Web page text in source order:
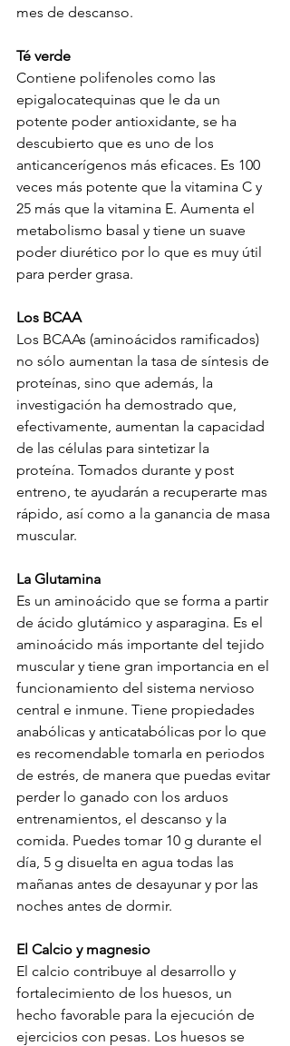
mes de descanso.
Té verde
Contiene polifenoles como las
epigalocatequinas que le da un
potente poder antioxidante, se ha
descubierto que es uno de los
anticancerígenos más eficaces. Es 100
veces más potente que la vitamina C y
25 más que la vitamina E. Aumenta el
metabolismo basal y tiene un suave
poder diurético por lo que es muy útil
para perder grasa.
Los BCAA
Los BCAAs (aminoácidos ramificados)
no sólo aumentan la tasa de síntesis de
proteínas, sino que además, la
investigación ha demostrado que,
efectivamente, aumentan la capacidad
de las células para sintetizar la
proteína. Tomados durante y post
entreno, te ayudarán a recuperarte mas
rápido, así como a la ganancia de masa
muscular.
La Glutamina
Es un aminoácido que se forma a partir
de ácido glutámico y asparagina. Es el
aminoácido más importante del tejido
muscular y tiene gran importancia en el
funcionamiento del sistema nervioso
central e inmune. Tiene propiedades
anabólicas y anticatabólicas por lo que
es recomendable tomarla en periodos
de estrés, de manera que puedas evitar
perder lo ganado con los arduos
entrenamientos, el descanso y la
comida. Puedes tomar 10 g durante el
día, 5 g disuelta en agua todas las
mañanas antes de desayunar y por las
noches antes de dormir.
El Calcio y magnesio
El calcio contribuye al desarrollo y
fortalecimiento de los huesos, un
hecho favorable para la ejecución de
ejercicios con pesas. Los huesos se